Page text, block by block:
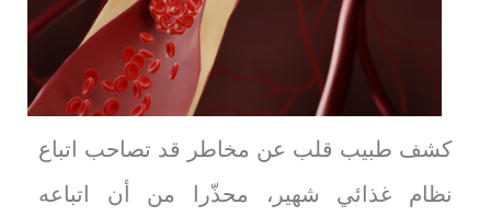
كشف طبيب قلب عن مخاطر قد تصاحب اتباع
نظام غذائي شهير، محذّرا من أن اتباعه